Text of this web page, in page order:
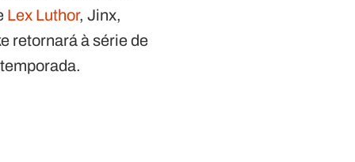
Lex Luthor, Jinx,
retornará à série de